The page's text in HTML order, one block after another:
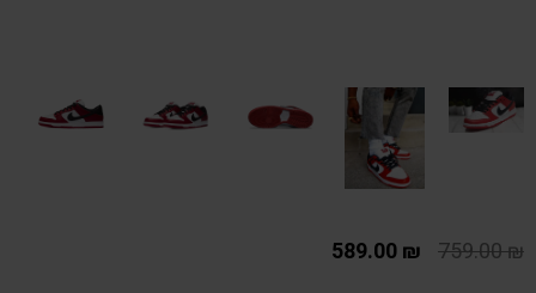
759.00₪
589.00 ₪